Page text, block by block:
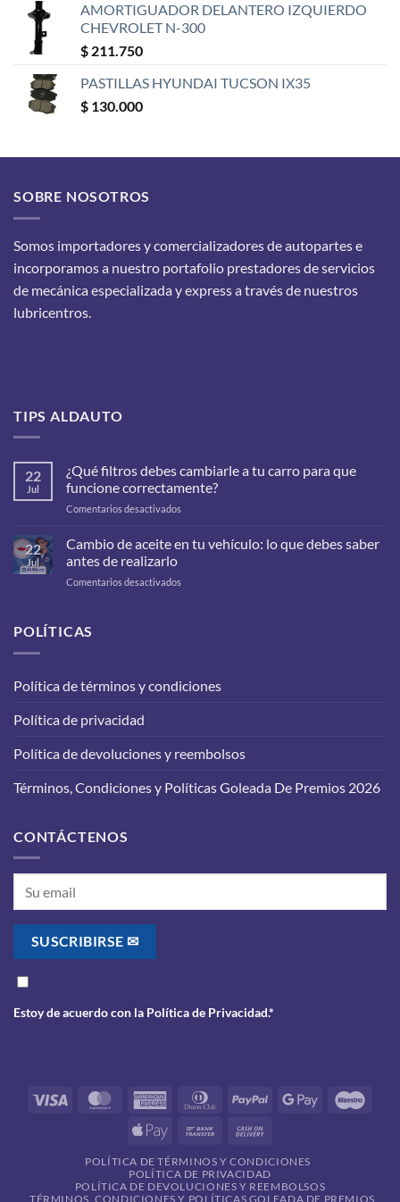
AMORTIGUADOR DELANTERO IZQUIERDO
CHEVROLET N-300
$ 211.750
PASTILLAS HYUNDAI TUCSON IX35
$ 130.000
SOBRE NOSOTROS
Somos importadores y comercializadores de autopartes e
incorporamos a nuestro portafolio prestadores de servicios
de mecánica especializada y express a través de nuestros
lubricentros.
TIPS ALDAUTO
22
Jul
¿Qué filtros debes cambiarle a tu carro para que
funcione correctamente?
Comentarios desactivados
filtros
a
22
Jul
Cambio de aceite en tu vehículo: lo que debes saber
antes de realizarlo
Comentarios desactivados
lo
POLÍTICAS
Política de términos y condiciones
Política de privacidad
Política de devoluciones y reembolsos
Términos, Condiciones y Políticas Goleada De Premios 2026
CONTÁCTENOS
Estoy de acuerdo con la Política de Privacidad.*
Visa MasterCardAmerican
Dinners PayPal
Google
Apple
Bank
Delivery
POLÍTICA DE TÉRMINOS Y CONDICIONES
POLÍTICA DE PRIVACIDAD
POLÍTICA DE DEVOLUCIONES Y REEMBOLSOS
TÉRMINOS, CONDICIONES Y POLÍTICAS GOLEADA DE PREMIOS